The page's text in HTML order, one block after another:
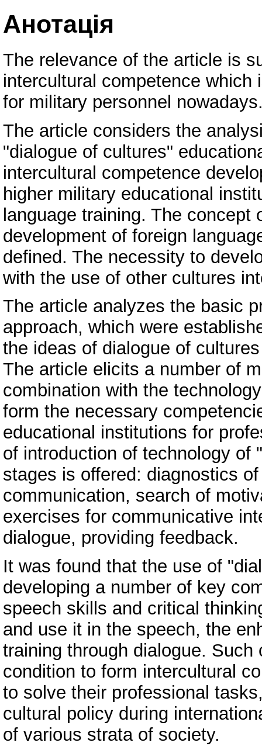
Анотація
The relevance of the article is
intercultural competence
for military personnel
The article considers the
"dialogue of cultures"
intercultural competence
higher military educational
language training. The concept
development of foreign
defined. The necessity to
with the use of other cultures
The article analyzes the basic
approach, which were
the ideas of dialogue of
The article elicits a number of
combination with the
form the necessary
educational institutions for
of introduction of technology of
stages is offered: diagnostics
communication, search of
exercises for communicative
dialogue, providing feedback.
It was found that the use of
developing a number of key
speech skills and critical
and use it in the speech, the
training through dialogue.
condition to form intercultural
to solve their professional
cultural policy during
of various strata of society.